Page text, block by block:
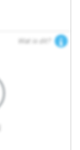
Wat is dit?